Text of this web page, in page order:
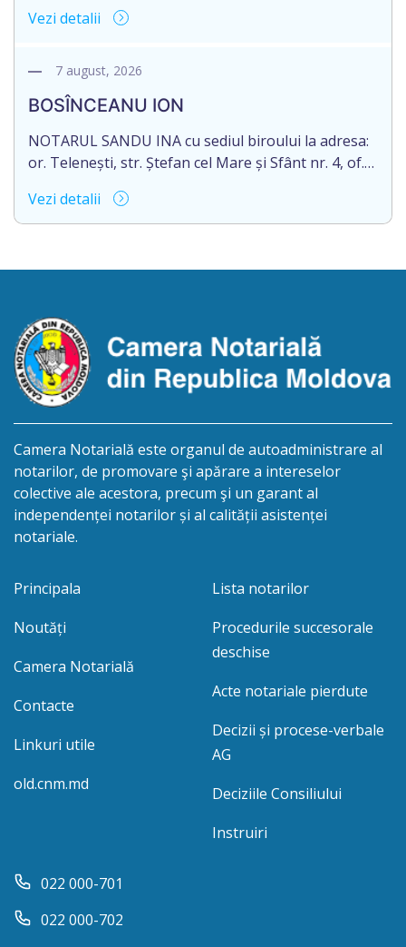
succesorale în urma decesului cet. DODI EUGENIU,
2003035009604, decedat/ă la data de 12.01.2026
/doisprezece ianuarie anul două mii douăzeci și
șase/. Eliberarea certificatului de moștenitor este
[…]
Vezi detalii
7 august, 2026
BOSÎNCEANU ION
NOTARUL SANDU INA cu sediul biroului la adresa:
or. Telenești, str. Ștefan cel Mare și Sfânt nr. 4, of.
succesorale în urma decesului cet. BOSÎNCEANU
ION, născut/ă la 21.07.1980, cod personal
/cincisprezece mai anul două mii douăzeci și unu/.
Vezi detalii
Camera Notarială este organul de autoadministrare al
notarilor, de promovare şi apărare a intereselor
colective ale acestora, precum şi un garant al
independenței notarilor și al calității asistenței
notariale.
Principala
Noutăți
Camera Notarială
Contacte
Linkuri utile
old.cnm.md
Lista notarilor
Procedurile succesorale
deschise
Acte notariale pierdute
Decizii și procese-verbale
AG
Deciziile Consiliului
Instruiri
022 000-701
022 000-702